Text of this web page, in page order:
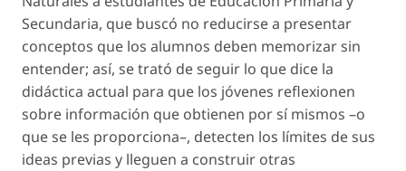
Secundaria, que buscó no reducirse a presentar
conceptos que los alumnos deben memorizar sin
entender; así, se trató de seguir lo que dice la
didáctica actual para que los jóvenes reflexionen
sobre información que obtienen por sí mismos –o
que se les proporciona–, detecten los límites de sus
ideas previas y lleguen a construir otras